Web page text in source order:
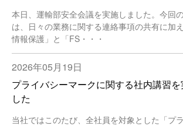
本日、運輸部安全会議を実施しました。今回
は、日々の業務に関する連絡事項の共有に加
情報保護」と「FS・・・
2026年05月19日
プライバシーマークに関する社内講習を
した
当社ではこのたび、全社員を対象とした「プ